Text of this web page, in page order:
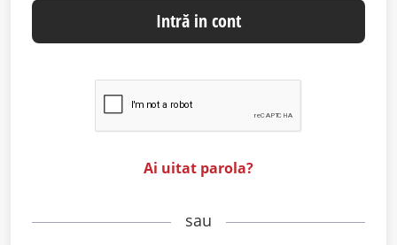
Intră in cont
Ai uitat parola?
sau